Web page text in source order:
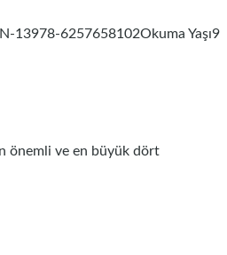
13978-6257658102Okuma Yaşı9
önemli ve en büyük dört